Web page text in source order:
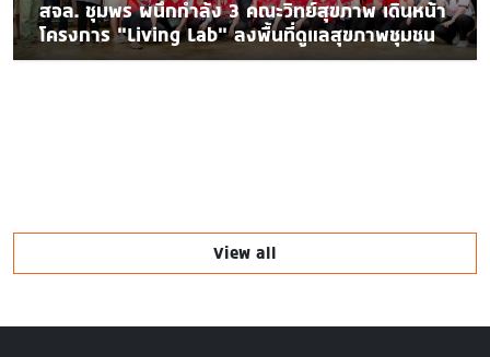
สจล. ชุมพร ผนึกกำลัง 3 คณะวิทย์สุขภาพ เดินหน้า
โครงการ “Living Lab” ลงพื้นที่ดูแลสุขภาพชุมชน
View all